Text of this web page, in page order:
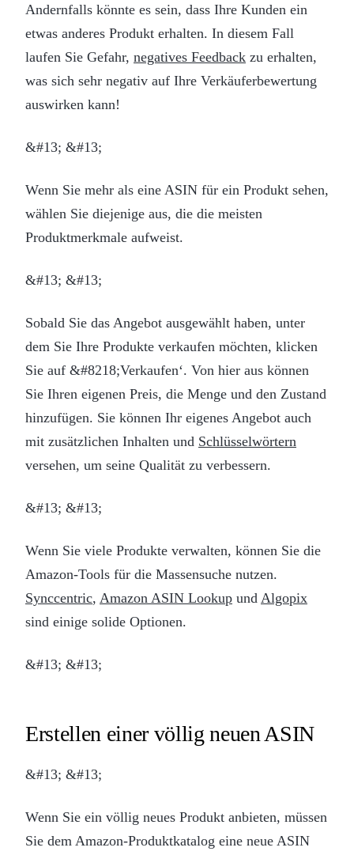
Andernfalls könnte es sein, dass Ihre Kunden ein
etwas anderes Produkt erhalten. In diesem Fall
laufen Sie Gefahr, negatives Feedback zu erhalten,
was sich sehr negativ auf Ihre Verkäuferbewertung
auswirken kann!
&#13; &#13;
Wenn Sie mehr als eine ASIN für ein Produkt sehen,
wählen Sie diejenige aus, die die meisten
Produktmerkmale aufweist.
&#13; &#13;
Sobald Sie das Angebot ausgewählt haben, unter
dem Sie Ihre Produkte verkaufen möchten, klicken
Sie auf &#8218;Verkaufen‘. Von hier aus können
Sie Ihren eigenen Preis, die Menge und den Zustand
hinzufügen. Sie können Ihr eigenes Angebot auch
mit zusätzlichen Inhalten und Schlüsselwörtern
versehen, um seine Qualität zu verbessern.
&#13; &#13;
Wenn Sie viele Produkte verwalten, können Sie die
Amazon-Tools für die Massensuche nutzen.
Synccentric, Amazon ASIN Lookup und Algopix
sind einige solide Optionen.
&#13; &#13;
Erstellen einer völlig neuen ASIN
&#13; &#13;
Wenn Sie ein völlig neues Produkt anbieten, müssen
Sie dem Amazon-Produktkatalog eine neue ASIN